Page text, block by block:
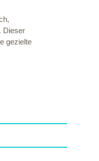
Dieser
gezielte